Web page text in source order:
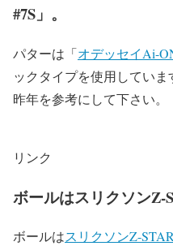
#7S」。
パターは「オデッセイAi-
ックタイプを使用してい
昨年を参考にして下さい。
リンク
ボールはスリクソンZ-
ボールはスリクソンZ-